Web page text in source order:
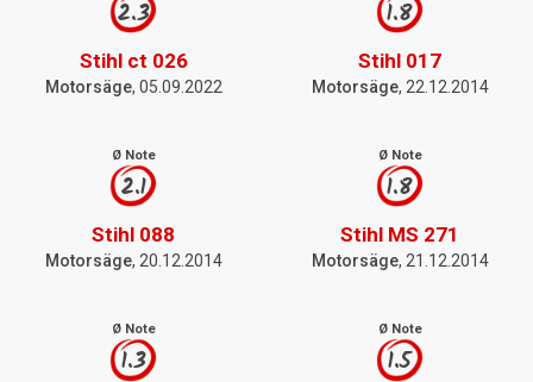
2.3
Stihl ct 026
Motorsäge, 05.09.2022
1.8
Stihl 017
Motorsäge, 22.12.2014
Ø Note
2.1
Stihl 088
Motorsäge, 20.12.2014
Ø Note
1.8
Stihl MS 271
Motorsäge, 21.12.2014
Ø Note
1.3
Ø Note
1.5